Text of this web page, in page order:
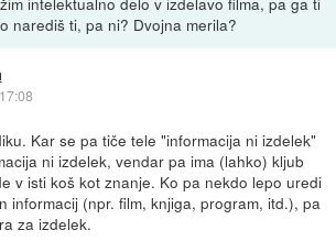
narediš ti, pa ni? Dvojna merila?
Kar se pa tiče tele "informacija ni izdelek"
ni izdelek, vendar pa ima (lahko) kljub
v isti koš kot znanje. Ko pa nekdo lepo uredi
informacij (npr. film, knjiga, program, itd.), pa
za izdelek.